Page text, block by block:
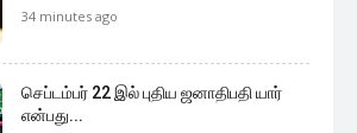
34 minutes ago
செப்டம்பர் 22 இல் புதிய ஜனாதிபதி யார்
என்பது...